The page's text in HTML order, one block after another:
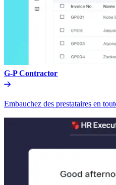
G-P Contractor​​
Embauchez des prestataires en